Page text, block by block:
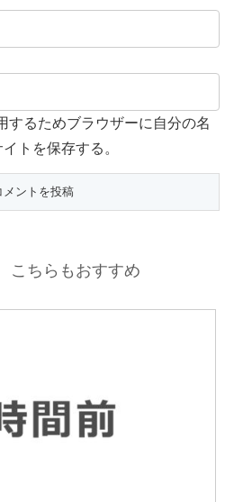
するためブラウザーに自分の名
トを保存する。
こちらもおすすめ